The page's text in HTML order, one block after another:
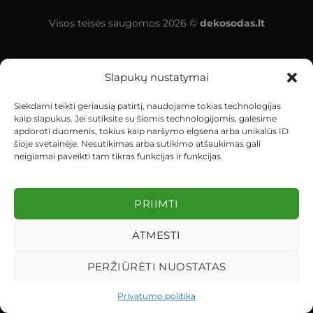
Slapukų nustatymai
Siekdami teikti geriausią patirtį, naudojame tokias technologijas
kaip slapukus. Jei sutiksite su šiomis technologijomis, galėsime
apdoroti duomenis, tokius kaip naršymo elgsena arba unikalūs ID
šioje svetainėje. Nesutikimas arba sutikimo atšaukimas gali
neigiamai paveikti tam tikras funkcijas ir funkcijas.
PRIIMTI
ATMESTI
PERŽIŪRĖTI NUOSTATAS
Privatumo politika
Visos teisės saugomos 2026 © dekosodas.lt